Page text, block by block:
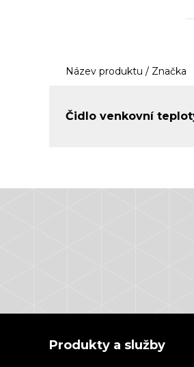
Název produktu / Značka
Čidlo venkovní
Produkty a služby